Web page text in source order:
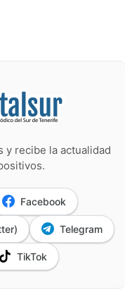
y recibe la actualidad
Facebook
Telegram
TikTok